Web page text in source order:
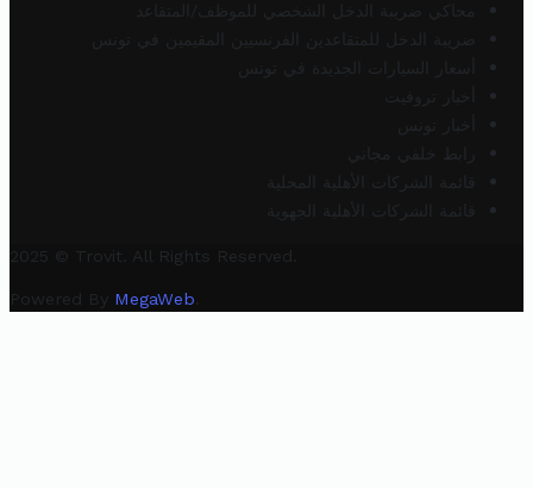
محاكي ضريبة الدخل الشخصي للموظف/المتقاعد
ضريبة الدخل للمتقاعدين الفرنسيين المقيمين في تونس
أسعار السيارات الجديدة في تونس
أخبار تروفيت
أخبار تونس
رابط خلفي مجاني
قائمة الشركات الأهلية المحلية
قائمة الشركات الأهلية الجهوية
2025 © Trovit. All Rights Reserved.
Powered By MegaWeb